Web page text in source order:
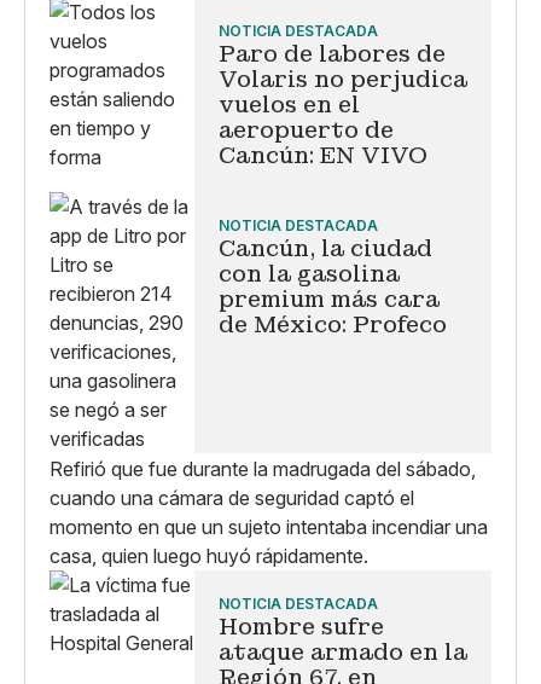
NOTICIA DESTACADA
Paro de labores de
Volaris no perjudica
vuelos en el
aeropuerto de
Cancún: EN VIVO
NOTICIA DESTACADA
Cancún, la ciudad
con la gasolina
premium más cara
de México: Profeco
Refirió que fue durante la madrugada del sábado,
cuando una cámara de seguridad captó el
momento en que un sujeto intentaba incendiar una
casa, quien luego huyó rápidamente.
NOTICIA DESTACADA
Hombre sufre
ataque armado en la
Región 67, en